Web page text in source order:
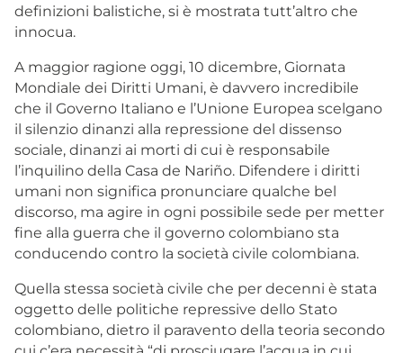
definizioni balistiche, si è mostrata tutt’altro che
innocua.
A maggior ragione oggi, 10 dicembre, Giornata
Mondiale dei Diritti Umani, è davvero incredibile
che il Governo Italiano e l’Unione Europea scelgano
il silenzio dinanzi alla repressione del dissenso
sociale, dinanzi ai morti di cui è responsabile
l’inquilino della Casa de Nariño. Difendere i diritti
umani non significa pronunciare qualche bel
discorso, ma agire in ogni possibile sede per metter
fine alla guerra che il governo colombiano sta
conducendo contro la società civile colombiana.
Quella stessa società civile che per decenni è stata
oggetto delle politiche repressive dello Stato
colombiano, dietro il paravento della teoria secondo